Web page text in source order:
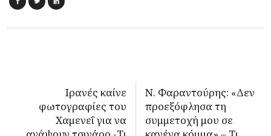
Ιρανές καίνε
φωτογραφίες του
Χαμενεΐ για να
Ν. Φαραντούρης: «Δεν
προεξόφλησα τη
συμμετοχή μου σε